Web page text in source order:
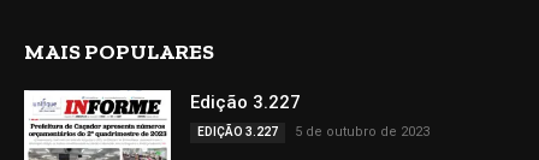
MAIS POPULARES
Edição 3.227
EDIÇÃO 3.227 5 de outubro de 2023